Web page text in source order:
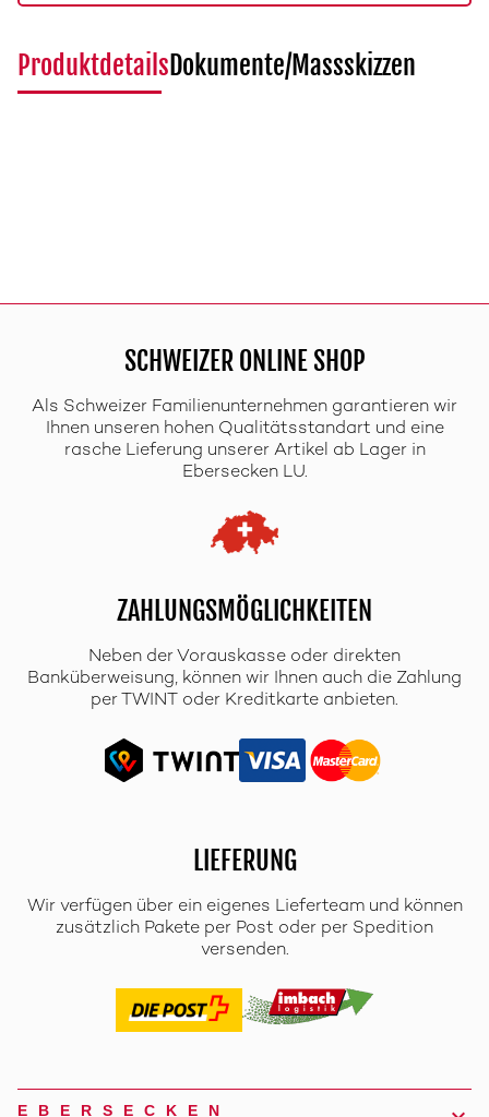
ProduktdetailsDokumente/Massskizzen
SCHWEIZER ONLINE SHOP
Als Schweizer Familienunternehmen garantieren wir
Ihnen unseren hohen Qualitätsstandart und eine
rasche Lieferung unserer Artikel ab Lager in
Ebersecken LU.
ZAHLUNGSMÖGLICHKEITEN
Neben der Vorauskasse oder direkten
Banküberweisung, können wir Ihnen auch die Zahlung
per TWINT oder Kreditkarte anbieten.
LIEFERUNG
Wir verfügen über ein eigenes Lieferteam und können
zusätzlich Pakete per Post oder per Spedition
versenden.
EBERSECKEN